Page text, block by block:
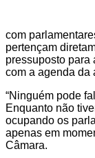
com
pertençam
pressuposto para
com a agenda da
“Ninguém pode
Enquanto não
ocupando os
apenas em
Câmara.